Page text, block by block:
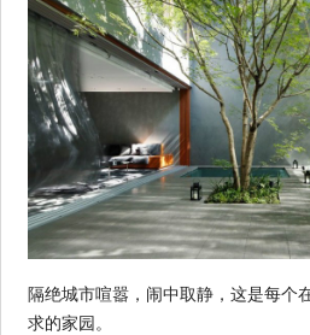
隔绝城市喧嚣，闹中取静，这是每个
求的家园。